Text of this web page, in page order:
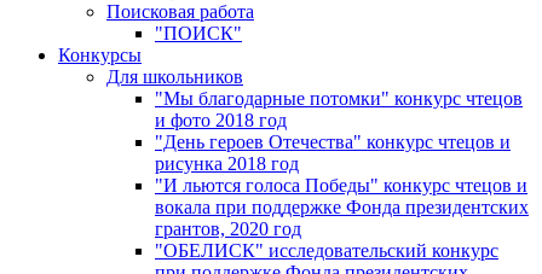
Поисковая работа
"ПОИСК"
Конкурсы
Для школьников
"Мы благодарные потомки" конкурс чтецов
и фото 2018 год
"День героев Отечества" конкурс чтецов и
рисунка 2018 год
"И льются голоса Победы" конкурс чтецов и
вокала при поддержке Фонда президентских
грантов, 2020 год
"ОБЕЛИСК" исследовательский конкурс